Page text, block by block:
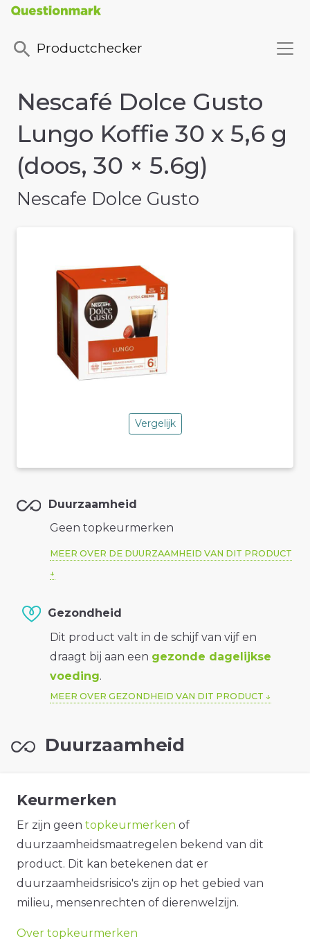
Productchecker
Nescafé Dolce Gusto
Lungo Koffie 30 x 5,6 g
(doos, 30 × 5.6g)
Nescafe Dolce Gusto
Vergelijk
Duurzaamheid
Geen topkeurmerken
MEER OVER DE DUURZAAMHEID VAN DIT PRODUCT
Gezondheid
Dit product valt in de schijf van vijf en
draagt bij aan een gezonde dagelijkse
voeding.
MEER OVER GEZONDHEID VAN DIT PRODUCT
Duurzaamheid
Keurmerken
Er zijn geen topkeurmerken of
duurzaamheidsmaatregelen bekend van dit
product. Dit kan betekenen dat er
duurzaamheidsrisico's zijn op het gebied van
milieu, mensenrechten of dierenwelzijn.
Over topkeurmerken